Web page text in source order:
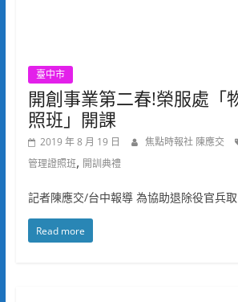
臺中市
開創事業第二春!榮服處「
照班」開課
2019 年 8 月 19 日 焦點時報社 陳應交
管理證照班, 開訓典禮
記者陳應交/台中報導 為協助退除役官兵取
Read more